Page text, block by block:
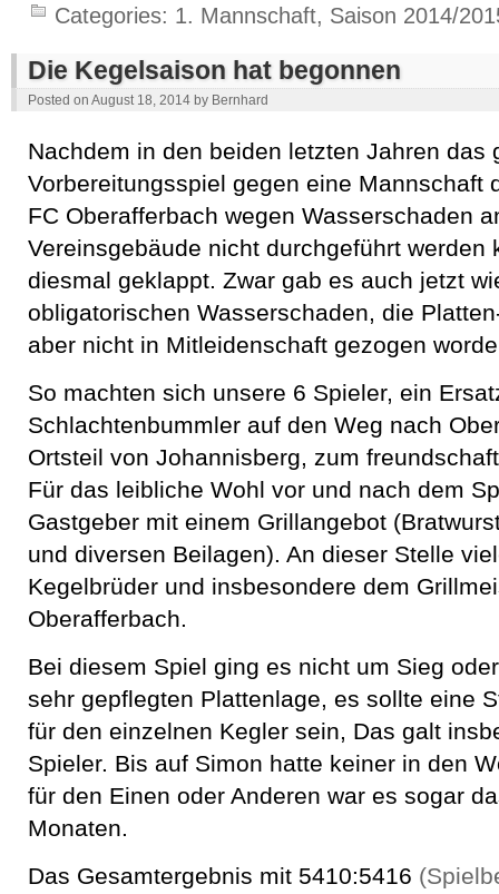
Categories: 1. Mannschaft, Saison 2014/
Die Kegelsaison hat begonnen
Posted on August 18, 2014 by Bernhard
Nachdem in den beiden letzten Jahren das
Vorbereitungsspiel gegen eine Mannschaft
FC Oberafferbach wegen Wasserschaden
Vereinsgebäude nicht durchgeführt werden
diesmal geklappt. Zwar gab es auch jetzt
obligatorischen Wasserschaden, die
aber nicht in Mitleidenschaft gezogen
So machten sich unsere 6 Spieler, ein
Schlachtenbummler auf den Weg nach
Ortsteil von Johannisberg, zum
Für das leibliche Wohl vor und nach dem
Gastgeber mit einem Grillangebot
und diversen Beilagen). An dieser Stelle
Kegelbrüder und insbesondere dem
Oberafferbach.
Bei diesem Spiel ging es nicht um Sieg
sehr gepflegten Plattenlage, es sollte eine
für den einzelnen Kegler sein, Das galt
Spieler. Bis auf Simon hatte keiner in den
für den Einen oder Anderen war es sogar
Monaten.
Das Gesamtergebnis mit 5410:5416